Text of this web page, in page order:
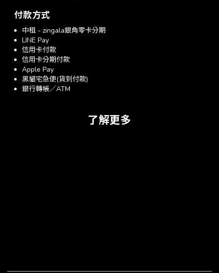
付款方式
中租 - zingala銀角零卡分期
LINE Pay
信用卡付款
信用卡分期付款
Apple Pay
黑貓宅急便(貨到付款)
銀行轉帳／ATM
了解更多